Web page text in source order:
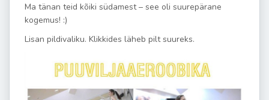
Ma tänan teid kõiki südamest – see oli suurepärane
kogemus! :)
Lisan pildivaliku. Klikkides läheb pilt suureks.